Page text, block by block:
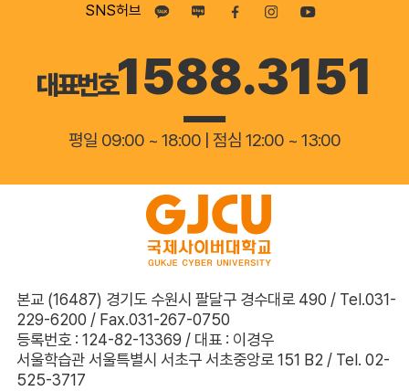
SNS허브
본교 (16487) 경기도 수원시 팔달구 경수대로 490 / Tel.031-
229-6200 / Fax.031-267-0750
등록번호 : 124-82-13369 / 대표 : 이경우
서울학습관 서울특별시 서초구 서초중앙로 151 B2 / Tel. 02-
525-3717
대표번호1588.3151
평일 09:00 ~ 18:00 | 점심 12:00 ~ 13:00